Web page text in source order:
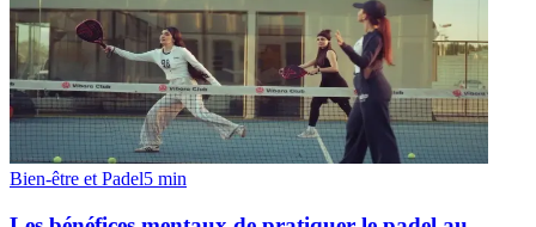
Bien-être et Padel5 min